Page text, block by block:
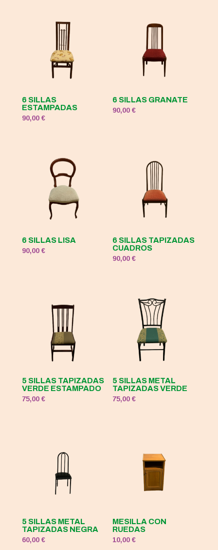
6 SILLAS
ESTAMPADAS
90,00 €
6 SILLAS GRANATE
90,00€
6 SILLAS LISA
90,00 €
6 SILLAS TAPIZADAS
CUADROS
90,00€
5 SILLAS TAPIZADAS
VERDE ESTAMPADO
75,00 €
5 SILLAS METAL
TAPIZADAS VERDE
75,00€
5 SILLAS METAL
TAPIZADAS NEGRA
60,00 €
MESILLA CON
RUEDAS
10,00€